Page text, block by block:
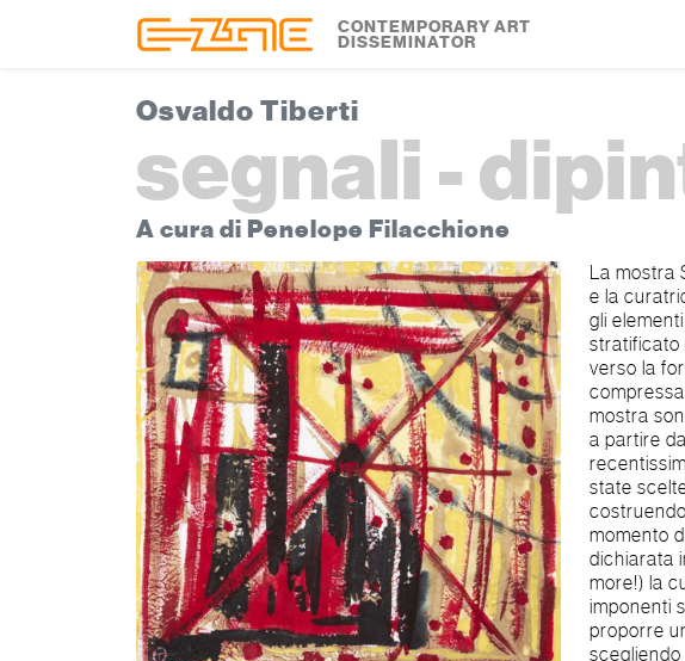
CONTEMPORARY ART
DISSEMINATOR
Osvaldo Tiberti
segnali -
A cura di Penelope Filacchione
La mostra
e la
gli
stratificato
verso la
mostra
a partire
state
momento
dichiarata
more!) la
imponenti
proporre
una
ogni
curatrice
le opere, sul
girare
1978, dopo
entrato a
dei
alla
con il
ricerche
differenti